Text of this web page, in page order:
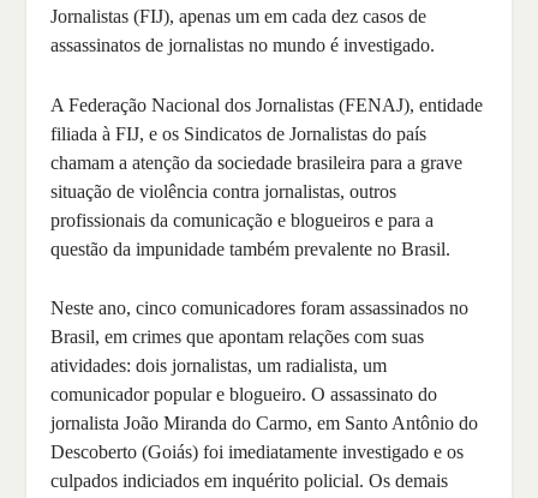
Jornalistas (FIJ), apenas um em cada dez casos de
assassinatos de jornalistas no mundo é investigado.
A Federação Nacional dos Jornalistas (FENAJ), entidade
filiada à FIJ, e os Sindicatos de Jornalistas do país
chamam a atenção da sociedade brasileira para a grave
situação de violência contra jornalistas, outros
profissionais da comunicação e blogueiros e para a
questão da impunidade também prevalente no Brasil.
Neste ano, cinco comunicadores foram assassinados no
Brasil, em crimes que apontam relações com suas
atividades: dois jornalistas, um radialista, um
comunicador popular e blogueiro. O assassinato do
jornalista João Miranda do Carmo, em Santo Antônio do
Descoberto (Goiás) foi imediatamente investigado e os
culpados indiciados em inquérito policial. Os demais